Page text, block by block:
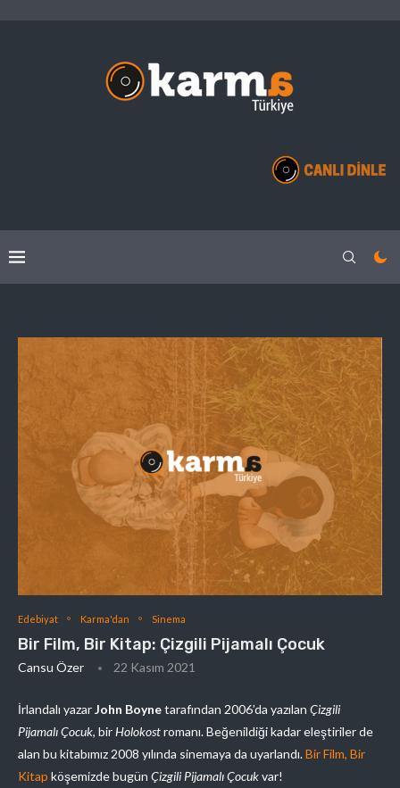
Edebiyat Karma'dan Sinema
Bir Film, Bir Kitap: Çizgili Pijamalı Çocuk
Cansu Özer 22 Kasım 2021
İrlandalı yazarJohn Boynetarafından 2006’da yazılan Çizgili
Pijamalı Çocuk, birHolokostromanı. Beğenildiği kadar eleştiriler de
alan bu kitabımız 2008 yılında sinemaya da uyarlandı.Bir Film, Bir
Kitap köşemizde bugün Çizgili Pijamalı Çocukvar!